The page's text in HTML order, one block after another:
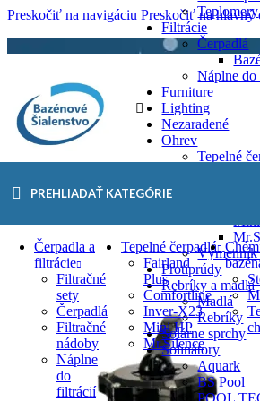
Preskočiť na navigáciu Preskočiť na hlavný
Teplomery
Filtrácie
Čerpadlá
Náplne
Furniture
Lighting
Nezaradené
Ohrev
Tepelné
Výmenník
Protiprúdy
Rebríky a madlá
Madlá
Rebríky
Solárne sprchy
Solinátory
Aquark
BS Pool
POOL
PREHLIADAŤ KATEGÓRIE
Čerpadla a
filtrácie
Filtračné
sety
Čerpadlá
Filtračné
nádoby
Náplne
do
filtrácií
Tepelné čerpadlá
Fairland
Plus
Comfortline
Inver-X23
Mini HP
Mr.Silence